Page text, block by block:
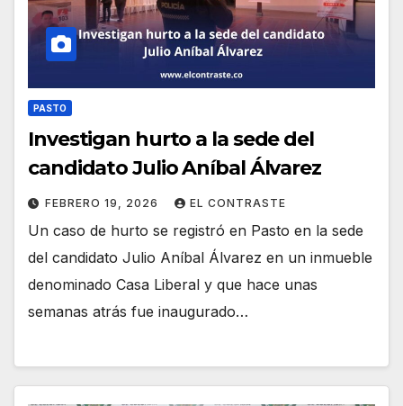
PASTO
Investigan hurto a la sede del
candidato Julio Aníbal Álvarez
FEBRERO 19, 2026 EL CONTRASTE
Un caso de hurto se registró en Pasto en la sede
del candidato Julio Aníbal Álvarez en un inmueble
denominado Casa Liberal y que hace unas
semanas atrás fue inaugurado…